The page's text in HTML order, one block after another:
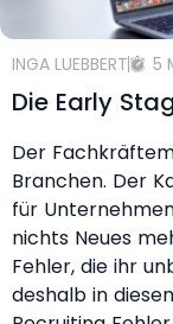
INGA LUEBBERT 5
Die Early
Der
Branchen. Der
für
nichts Neues
Fehler, die ihr
deshalb in